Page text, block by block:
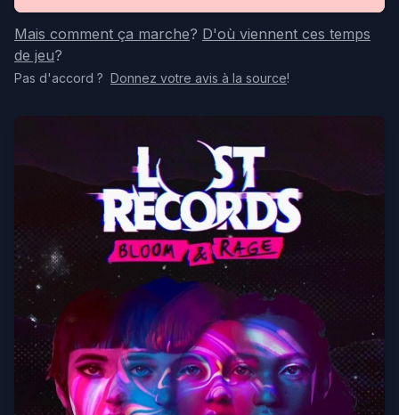
Mais comment ça marche? D'où viennent ces temps
de jeu?
Pas d'accord ? Donnez votre avis à la source!